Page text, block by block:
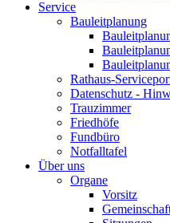
Service
Bauleitplanung
Rathaus-
Datenschutz -
Trauzimmer
Friedhöfe
Fundbüro
Notfalltafel
Über uns
Organe
Vorsitz